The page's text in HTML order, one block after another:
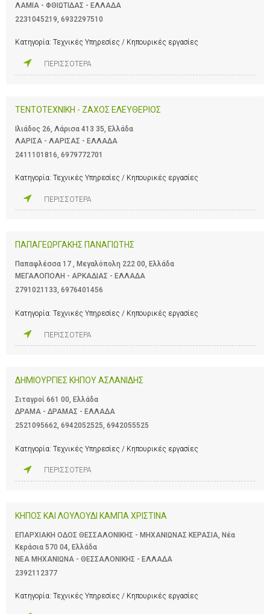
ΛΑΜΙΑ - ΦΘΙΩΤΙΔΑΣ - ΕΛΛΑΔΑ
2231045219 6932297510
Κατηγορία: Τεχνικές Υπηρεσίες / Κηπουρικές εργασίες
ΠΕΡΙΣΣΟΤΕΡΑ
ΤΕΝΤΟΤΕΧΝΙΚΗ - ΖΑΧΟΣ ΕΛΕΥΘΕΡΙΟΣ
Ιλιάδος 26, Λάρισα 413 35, Ελλάδα
ΛΑΡΙΣΑ - ΛΑΡΙΣΑΣ - ΕΛΛΑΔΑ
2411101816 6979772701
Κατηγορία: Τεχνικές Υπηρεσίες / Κηπουρικές εργασίες
ΠΕΡΙΣΣΟΤΕΡΑ
ΠΑΠΑΓΕΩΡΓΑΚΗΣ ΠΑΝΑΓΙΩΤΗΣ
Παπαφλέσσα 17 , Μεγαλόπολη 222 00, Ελλάδα
ΜΕΓΑΛΟΠΟΛΗ - ΑΡΚΑΔΙΑΣ - ΕΛΛΑΔΑ
2791021133, 6976401456
Κατηγορία: Τεχνικές Υπηρεσίες / Κηπουρικές εργασίες
ΠΕΡΙΣΣΟΤΕΡΑ
ΔΗΜΙΟΥΡΓΙΕΣ ΚΗΠΟΥ ΑΣΛΑΝΙΔΗΣ
Σιταγροί 661 00, Ελλάδα
ΔΡΑΜΑ - ΔΡΑΜΑΣ - ΕΛΛΑΔΑ
2521095662, 6942052525, 6942055525
Κατηγορία: Τεχνικές Υπηρεσίες / Κηπουρικές εργασίες
ΠΕΡΙΣΣΟΤΕΡΑ
ΚΗΠΟΣ ΚΑΙ ΛΟΥΛΟΥΔΙ ΚΑΜΠΑ ΧΡΙΣΤΙΝΑ
ΕΠΑΡΧΙΑΚΗ ΟΔΟΣ ΘΕΣΣΑΛΟΝΙΚΗΣ - ΜΗΧΑΝΙΩΝΑΣ ΚΕΡΑΣΙΑ, Νέα
Κεράσια 570 04, Ελλάδα
ΝΕΑ ΜΗΧΑΝΙΩΝΑ - ΘΕΣΣΑΛΟΝΙΚΗΣ - ΕΛΛΑΔΑ
2392112377
Κατηγορία: Τεχνικές Υπηρεσίες / Κηπουρικές εργασίες